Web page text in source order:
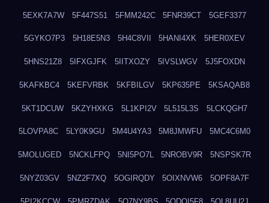
5EXK7A7W 5F447S51 5FMM242C 5FNR39CT 5GEF3377
5GYKO7P3 5H18E5N3 5H4C8VII 5HANI4XK 5HER0XEV
5HNS21Z8 5IFXGJFK 5IITXOZY 5IVSLWGV 5J5FOXDN
5KAFKBC4 5KEFVRBK 5KFBILGV 5KP635PE 5KSAQAB8
5KT1DCUW 5KZYHXKG 5L1KPI2V 5L515L3S 5LCKQGH7
5LOVPA8C 5LY0K9GU 5M4U4YA3 5M8JMWFU 5MC4C6M0
5MOLUGED 5NCKLFPQ 5NI5PO7L 5NROBV9R 5NSPSK7R
5NYZ03GV 5NZ2F7XQ 5OGIRQDY 5OIXNVW6 5OPF8A7F